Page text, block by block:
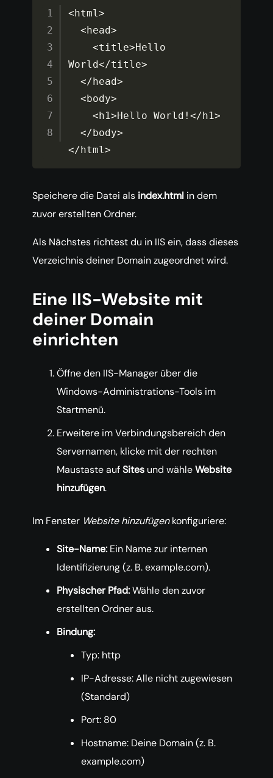
< html>
< head>
<title>Hello
World</title>
</ head>
< body>
< h1>Hello World !</ h1>
</ body>
</ html>
Speichere die Datei als index.html in dem
zuvor erstellten Ordner.
Als Nächstes richtest du in IIS ein, dass dieses
Verzeichnis deiner Domain zugeordnet wird.
Eine IIS-Website mit
deiner Domain
einrichten
Öffne den IIS-Manager über die
Windows-Administrations-Tools im
Startmenü.
Erweitere im Verbindungsbereich den
Servernamen, klicke mit der rechten
Maustaste aufSites und wähleWebsite
hinzufügen.
Im Fenster Website hinzufügenkonfiguriere:
Site-Name: Ein Name zur internen
Identifizierung (z. B. example.com).
Physischer Pfad:Wähle den zuvor
erstellten Ordner aus.
Bindung:
Typ: http
IP-Adresse: Alle nicht zugewiesen
(Standard)
Port: 80
Hostname: Deine Domain (z. B.
example.com)